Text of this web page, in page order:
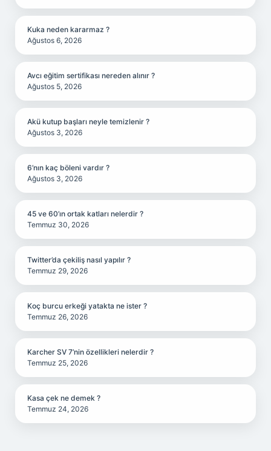
Kuka neden kararmaz ?
Ağustos 6, 2026
Avcı eğitim sertifikası nereden alınır ?
Ağustos 5, 2026
Akü kutup başları neyle temizlenir ?
Ağustos 3, 2026
6’nın kaç böleni vardır ?
Ağustos 3, 2026
45 ve 60’ın ortak katları nelerdir ?
Temmuz 30, 2026
Twitter’da çekiliş nasıl yapılır ?
Temmuz 29, 2026
Koç burcu erkeği yatakta ne ister ?
Temmuz 26, 2026
Karcher SV 7’nin özellikleri nelerdir ?
Temmuz 25, 2026
Kasa çek ne demek ?
Temmuz 24, 2026